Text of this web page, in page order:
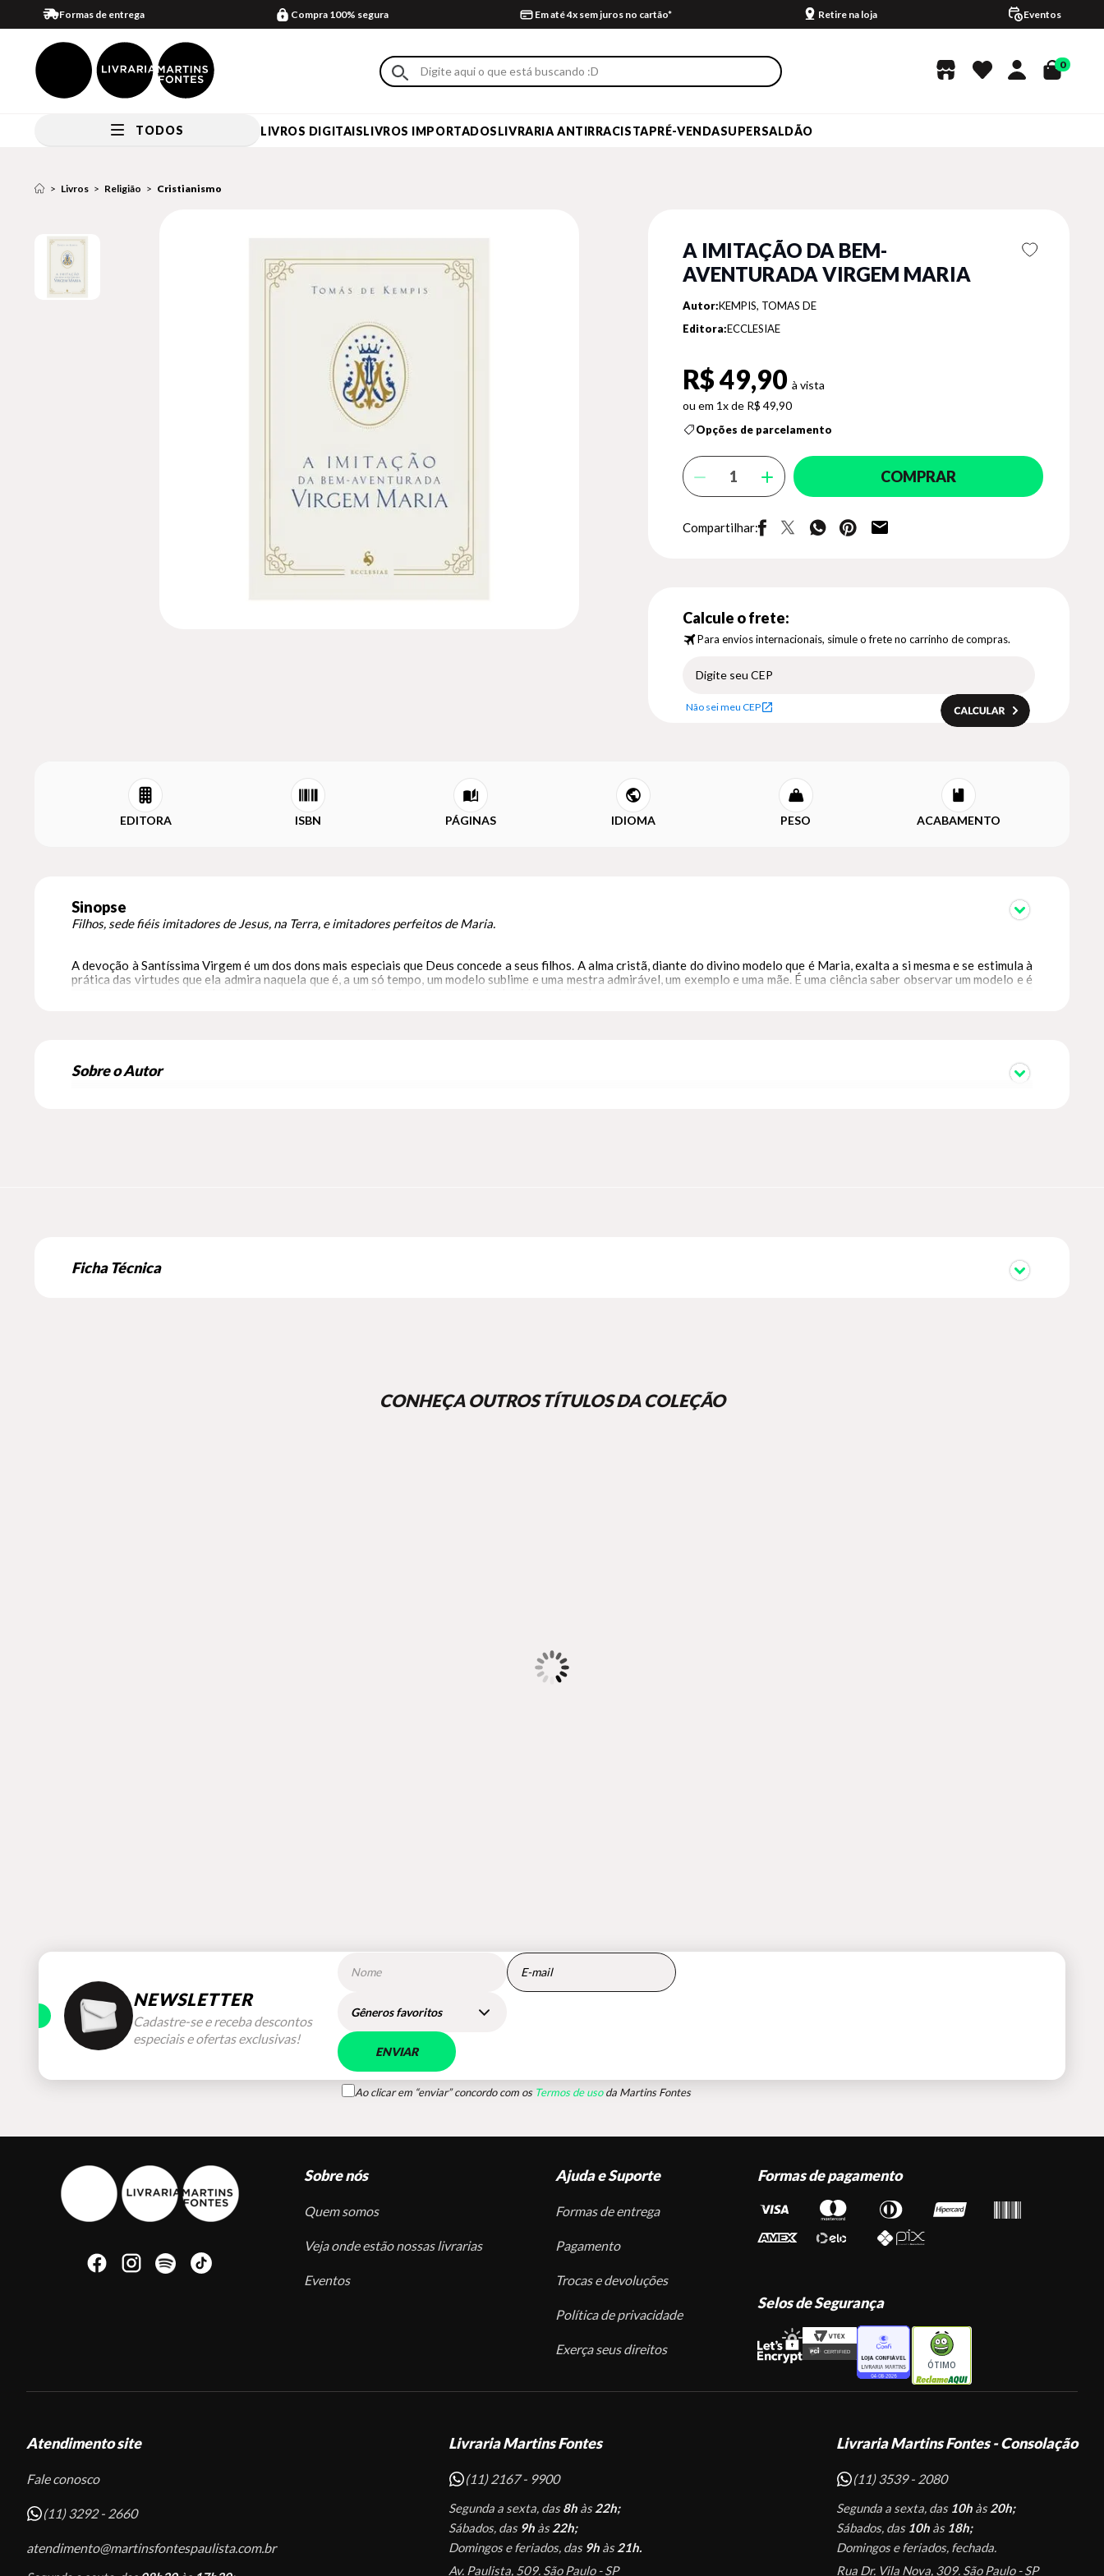
Formas de entrega Compra 100% segura Em até 4x sem juros no cartão* Retire na loja Eventos
0
TODOS LIVROS DIGITAISLIVROS IMPORTADOSLIVRARIA ANTIRRACISTAPRÉ-VENDASUPERSALDÃO
Livros Religião Cristianismo
A IMITAÇÃO DA BEM-
AVENTURADA VIRGEM MARIA
Autor:KEMPIS, TOMAS DE
Editora:ECCLESIAE
R$ 49,90
1x de R$ 49,90
Opções de parcelamento
COMPRAR
Compartilhar:
Calcule o frete:
Para envios internacionais, simule o frete no carrinho de compras.
Não sei meu CEP
EDITORA ISBN PÁGINAS IDIOMA PESO ACABAMENTO
Sinopse
Filhos, sede fiéis imitadores de Jesus, na Terra, e imitadores perfeitos de Maria.
A devoção à Santíssima Virgem é um dos dons mais especiais que Deus concede a seus filhos. A alma cristã, diante do divino modelo que é Maria, exalta a si mesma e se estimula à
prática das virtudes que ela admira naquela que é, a um só tempo, um modelo sublime e uma mestra admirável, um exemplo e uma mãe. É uma ciência saber observar um modelo e é
companhia.
Sobre o Autor
Ficha Técnica
CONHEÇA OUTROS TÍTULOS DA COLEÇÃO
NEWSLETTER
Cadastre-se e receba descontos
especiais e ofertas exclusivas!
Gêneros favoritos
ENVIAR
Ao clicar em “enviar” concordo com os Termos de usoda Martins Fontes
Sobre nós
Quem somos
Veja onde estão nossas livrarias
Eventos
Ajuda e Suporte
Formas de entrega
Pagamento
Trocas e devoluções
Política de privacidade
Exerça seus direitos
Formas de pagamento
Selos de Segurança
ÓTIMO
Atendimento site
Fale conosco
(11) 3292 - 2660
atendimento@martinsfontespaulista.com.br
Livraria Martins Fontes
(11) 2167 - 9900
Segunda a sexta, das8hàs22h;
Sábados, das 9hàs22h;
Domingos e feriados, das 9hàs21h.
Av. Paulista, 509. São Paulo - SP
Livraria Martins Fontes - Consolação
(11) 3539 - 2080
Segunda a sexta, das 10h às20h;
Sábados, das 10h às 18h;
Domingos e feriados, fechada.
Rua Dr. Vila Nova, 309. São Paulo - SP